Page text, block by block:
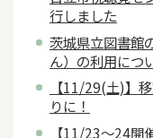
行しました
茨城県立図書館
ん）の利用につ
【11/29(土)】
りに！
【11/23～24開